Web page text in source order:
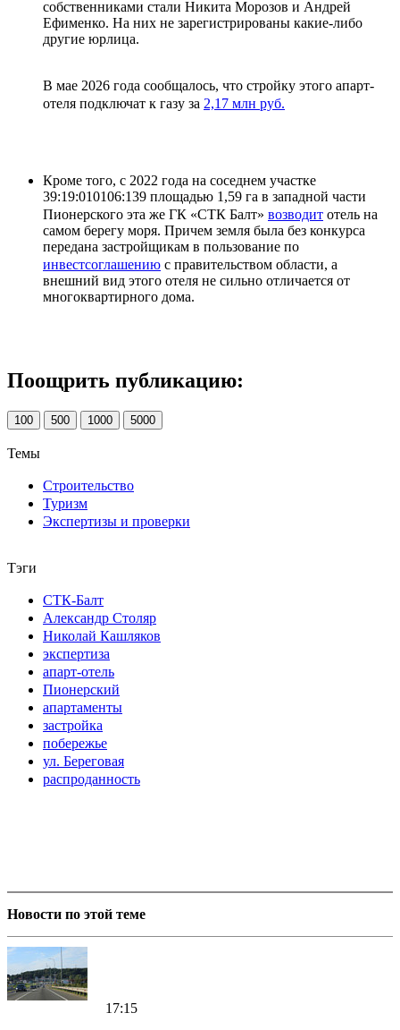
собственниками стали Никита Морозов и Андрей
Ефименко. На них не зарегистрированы какие-либо
другие юрлица.
В мае 2026 года сообщалось, что стройку этого апарт-
отеля подключат к газу за 2,17 млн руб.
Кроме того, с 2022 года на соседнем участке
39:19:010106:139 площадью 1,59 га в западной части
Пионерского эта же ГК «СТК Балт» возводит отель на
самом берегу моря. Причем земля была без конкурса
передана застройщикам в пользование по
инвестсоглашению с правительством области, а
внешний вид этого отеля не сильно отличается от
многоквартирного дома.
Поощрить публикацию:
100 500 1000 5000
Темы
Строительство
Туризм
Экспертизы и проверки
Тэги
СТК-Балт
Александр Столяр
Николай Кашляков
экспертиза
апарт-отель
Пионерский
апартаменты
застройка
побережье
ул. Береговая
распроданность
Новости по этой теме
17:15